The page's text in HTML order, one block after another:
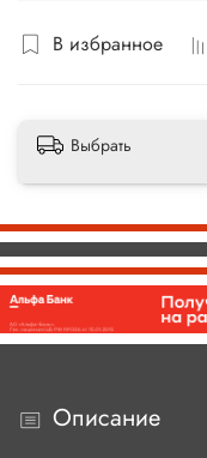
В избранное
Выбрать
Описание